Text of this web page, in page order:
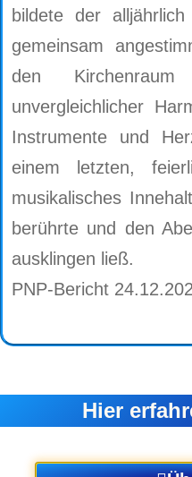
bildete der
gemeinsam
den
unvergleichlicher
Instrumente und
einem letzten,
musikalisches
berührte und den
ausklingen ließ.
PNP-Bericht
Hier